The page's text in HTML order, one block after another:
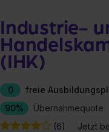
Industrie-
(IHK)
0
freie
90%
Übernahmequote
(6)
Jetzt